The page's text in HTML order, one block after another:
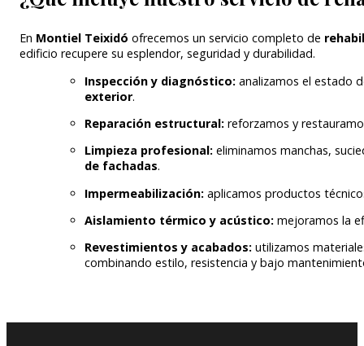
En Montiel Teixidó ofrecemos un servicio completo de
edificio recupere su esplendor, seguridad y durabilidad.
Inspección y diagnóstico: analizamos el estado
exterior.
Reparación estructural: reforzamos y
Limpieza profesional: eliminamos manchas,
de fachadas.
Impermeabilización: aplicamos productos
Aislamiento térmico y acústico: mejoramos la
Revestimientos y acabados: utilizamos
combinando estilo, resistencia y bajo